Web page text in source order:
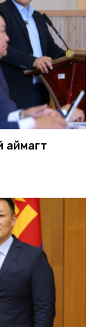
аймагт